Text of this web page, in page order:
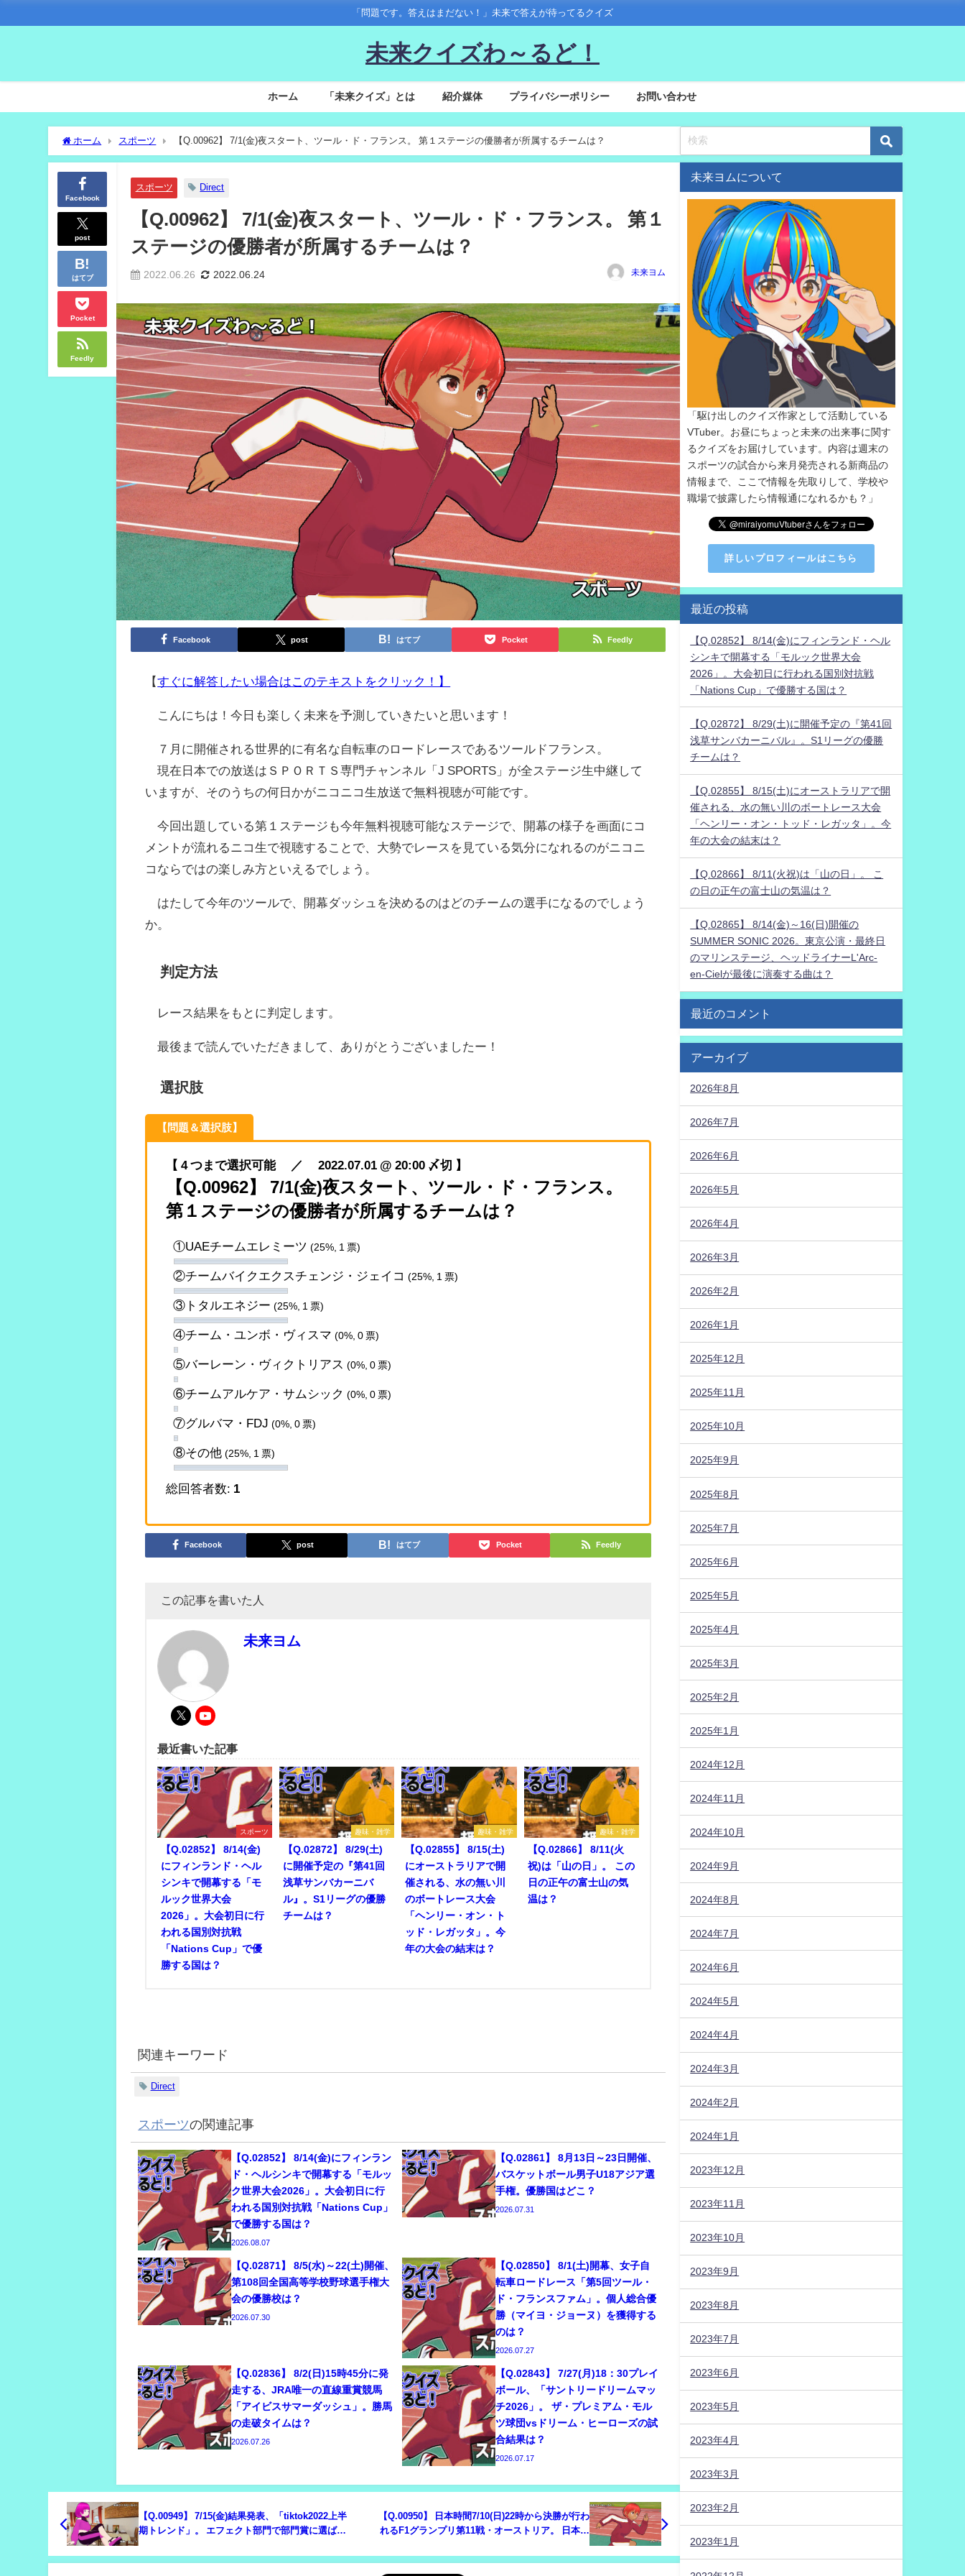
「問題です。答えはまだない！」未来で答えが待ってるクイズ
未来クイズわ～るど！
ホーム 「未来クイズ」とは 紹介媒体 プライバシーポリシー お問い合わせ
ホーム スポーツ 【Q.00962】 7/1(金)夜スタート、ツール・ド・フランス。 第１ステージの優勝者が所属するチームは？
Facebook
post
はてブ
Pocket
Feedly
スポーツ Direct
【Q.00962】 7/1(金)夜スタート、ツール・ド・フランス。 第１
ステージの優勝者が所属するチームは？
2022.06.26 2022.06.24 未来ヨム
Facebook post はてブ Pocket Feedly
【すぐに解答したい場合はこのテキストをクリック！】
こんにちは！今日も楽しく未来を予測していきたいと思います！
７月に開催される世界的に有名な自転車のロードレースであるツールドフランス。
現在日本での放送はＳＰＯＲＴＳ専門チャンネル「J SPORTS」が全ステージ生中継して
いますが、そのうちの何日かがニコニコ生放送で無料視聴が可能です。
今回出題している第１ステージも今年無料視聴可能なステージで、開幕の様子を画面にコ
メントが流れるニコ生で視聴することで、大勢でレースを見ている気分になれるのがニコニ
コならではの楽しみ方といえるでしょう。
はたして今年のツールで、開幕ダッシュを決めるのはどのチームの選手になるのでしょう
か。
判定方法
レース結果をもとに判定します。
最後まで読んでいただきまして、ありがとうございましたー！
選択肢
【問題＆選択肢】
【 4 つまで選択可能 ／ 2022.07.01 @ 20:00 〆切 】
【Q.00962】 7/1(金)夜スタート、ツール・ド・フランス。
第１ステージの優勝者が所属するチームは？
①UAEチームエレミーツ (25%, 1 票)
②チームバイクエクスチェンジ・ジェイコ (25%, 1 票)
③トタルエネジー (25%, 1 票)
④チーム・ユンボ・ヴィスマ (0%, 0 票)
⑤バーレーン・ヴィクトリアス (0%, 0 票)
⑥チームアルケア・サムシック (0%, 0 票)
⑦グルバマ・FDJ (0%, 0 票)
⑧その他 (25%, 1 票)
総回答者数: 1
Facebook post はてブ Pocket Feedly
この記事を書いた人
未来ヨム
最近書いた記事
スポーツ
【Q.02852】 8/14(金)
にフィンランド・ヘル
シンキで開幕する「モ
ルック世界大会
2026」。大会初日に行
われる国別対抗戦
「Nations Cup」で優
勝する国は？
趣味・雑学
【Q.02872】 8/29(土)
に開催予定の『第41回
浅草サンバカーニバ
ル』。S1リーグの優勝
チームは？
趣味・雑学
【Q.02855】 8/15(土)
にオーストラリアで開
催される、水の無い川
のボートレース大会
「ヘンリー・オン・ト
ッド・レガッタ」。今
年の大会の結末は？
趣味・雑学
【Q.02866】 8/11(火
祝)は「山の日」。 この
日の正午の富士山の気
温は？
関連キーワード
Direct
スポーツの関連記事
【Q.02852】 8/14(金)にフィンラン
ド・ヘルシンキで開幕する「モルッ
ク世界大会2026」。大会初日に行
われる国別対抗戦「Nations Cup」
で優勝する国は？
2026.08.07
【Q.02861】 8月13日～23日開催、
バスケットボール男子U18アジア選
手権。優勝国はどこ？
2026.07.31
【Q.02871】 8/5(水)～22(土)開催、
第108回全国高等学校野球選手権大
会の優勝校は？
2026.07.30
【Q.02850】 8/1(土)開幕、女子自
転車ロードレース「第5回ツール・
ド・フランスファム」。個人総合優
勝（マイヨ・ジョーヌ）を獲得する
のは？
2026.07.27
【Q.02836】 8/2(日)15時45分に発
走する、JRA唯一の直線重賞競馬
「アイビスサマーダッシュ」。勝馬
の走破タイムは？
2026.07.26
【Q.02843】 7/27(月)18：30プレイ
ボール、「サントリードリームマッ
チ2026」。 ザ・プレミアム・モル
ツ球団vsドリーム・ヒーローズの試
合結果は？
2026.07.17
【Q.00949】 7/15(金)結果発表、「tiktok2022上半
期トレンド」。 エフェクト部門で部門賞に選ばれ
【Q.00950】 日本時間7/10(日)22時から決勝が行わ
れるF1グランプリ第11戦・オーストリア。 日本人
未来ヨムについて
「駆け出しのクイズ作家として活動している
VTuber。お昼にちょっと未来の出来事に関す
るクイズをお届けしています。内容は週末の
スポーツの試合から来月発売される新商品の
情報まで、ここで情報を先取りして、学校や
職場で披露したら情報通になれるかも？」
詳しいプロフィールはこちら
最近の投稿
【Q.02852】 8/14(金)にフィンランド・ヘル
シンキで開幕する「モルック世界大会
2026」。大会初日に行われる国別対抗戦
「Nations Cup」で優勝する国は？
【Q.02872】 8/29(土)に開催予定の『第41回
浅草サンバカーニバル』。S1リーグの優勝
チームは？
【Q.02855】 8/15(土)にオーストラリアで開
催される、水の無い川のボートレース大会
「ヘンリー・オン・トッド・レガッタ」。今
年の大会の結末は？
【Q.02866】 8/11(火祝)は「山の日」。 こ
の日の正午の富士山の気温は？
【Q.02865】 8/14(金)～16(日)開催の
SUMMER SONIC 2026。東京公演・最終日
のマリンステージ、ヘッドライナーL'Arc-
en-Cielが最後に演奏する曲は？
最近のコメント
アーカイブ
2026年8月
2026年7月
2026年6月
2026年5月
2026年4月
2026年3月
2026年2月
2026年1月
2025年12月
2025年11月
2025年10月
2025年9月
2025年8月
2025年7月
2025年6月
2025年5月
2025年4月
2025年3月
2025年2月
2025年1月
2024年12月
2024年11月
2024年10月
2024年9月
2024年8月
2024年7月
2024年6月
2024年5月
2024年4月
2024年3月
2024年2月
2024年1月
2023年12月
2023年11月
2023年10月
2023年9月
2023年8月
2023年7月
2023年6月
2023年5月
2023年4月
2023年3月
2023年2月
2023年1月